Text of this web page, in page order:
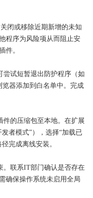
闭或移除近期新增的未知
程序为风险项从而阻止安
件。
尝试短暂退出防护程序（如
器添加到白名单中。完成
件的压缩包至本地。在扩展
者模式”），选择“加载已
完成离线安装。
。联系IT部门确认是否存在
确保操作系统未启用全局